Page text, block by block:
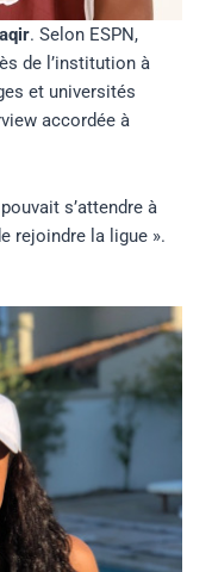
. Selon ESPN,
de l’institution à
et universités
accordée à
s’attendre à
rejoindre la ligue ».